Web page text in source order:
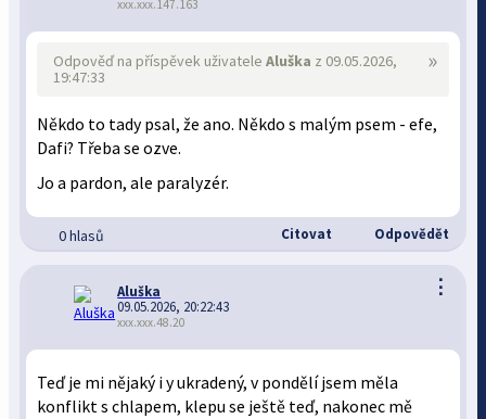
xxx.xxx.147.163
»
Odpověď na příspěvek uživateleAluška z 09.05.2026,
19:47:33
Někdo to tady psal, že ano. Někdo s malým psem - efe,
Dafi? Třeba se ozve.
Jo a pardon, ale paralyzér.
0 hlasů Citovat Odpovědět
⋮
Aluška
09.05.2026, 20:22:43
xxx.xxx.48.20
Teď je mi nějaký i y ukradený, v pondělí jsem měla
konflikt s chlapem, klepu se ještě teď, nakonec mě